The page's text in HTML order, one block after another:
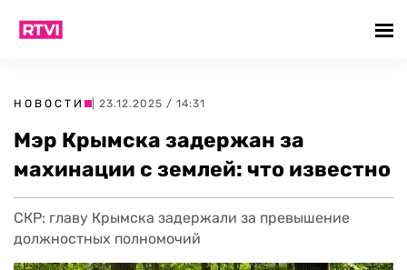
НОВОСТИ | 23.12.2025 / 14:31
Мэр Крымска задержан за
махинации с землей: что известно
СКР: главу Крымска задержали за превышение
должностных полномочий